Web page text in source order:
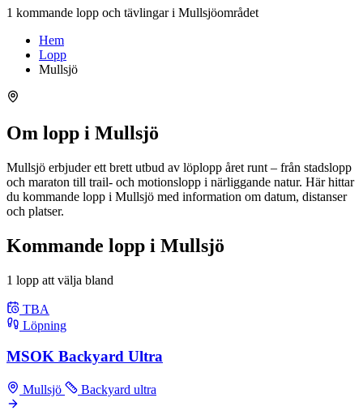
1 kommande lopp och tävlingar i Mullsjöområdet
Hem
Lopp
Mullsjö
Om lopp i Mullsjö
Mullsjö erbjuder ett brett utbud av löplopp året runt – från stadslopp
och maraton till trail- och motionslopp i närliggande natur. Här hittar
du kommande lopp i Mullsjö med information om datum, distanser
och platser.
Kommande lopp i Mullsjö
1 lopp att välja bland
TBA
Löpning
MSOK Backyard Ultra
Mullsjö Backyard ultra